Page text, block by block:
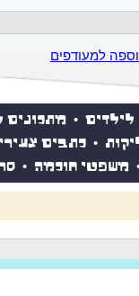
למעודפים
• מתכונים
• כתבים
משפטי חוכמה •